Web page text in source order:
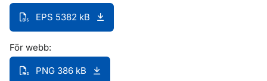
EPS 5382 kB
För webb:
PNG 386 kB